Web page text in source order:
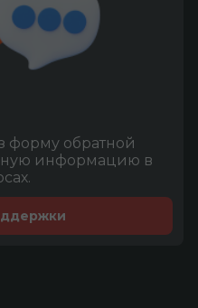
форму обратной
информацию в